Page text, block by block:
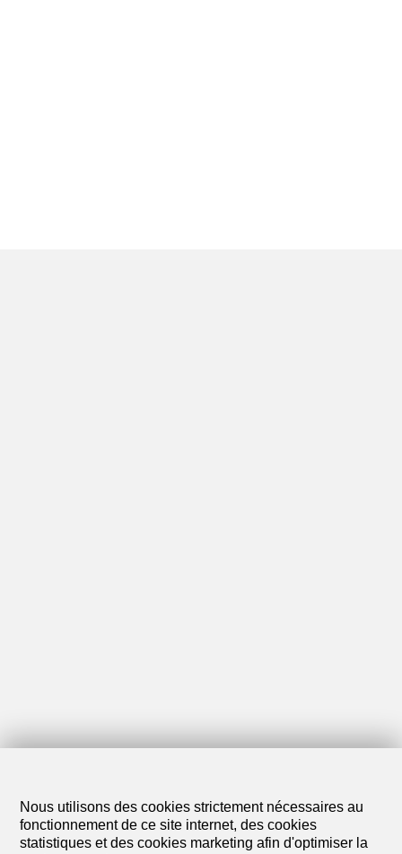
Nous utilisons des cookies strictement nécessaires au
fonctionnement de ce site internet, des cookies
statistiques et des cookies marketing afin d'optimiser la